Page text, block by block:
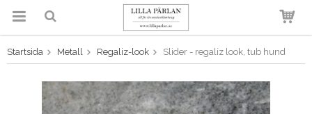
Produkten har blivit tillagd i
varukorgen
Startsida Metall Regaliz-look Slider - regaliz look, tub hund